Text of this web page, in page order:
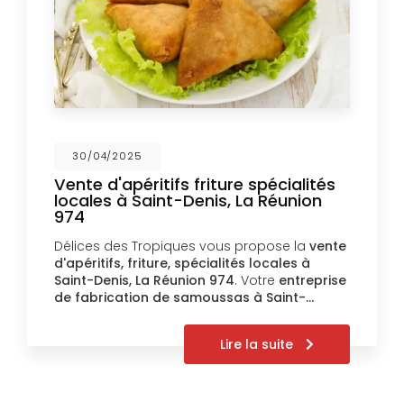
30/04/2025
Vente d'apéritifs friture spécialités
locales à Saint-Denis, La Réunion
974
Délices des Tropiques vous propose la vente
d'apéritifs, friture, spécialités locales à
Saint-Denis, La Réunion 974. Votre entreprise
de fabrication de samoussas à Saint-…
Lire la suite